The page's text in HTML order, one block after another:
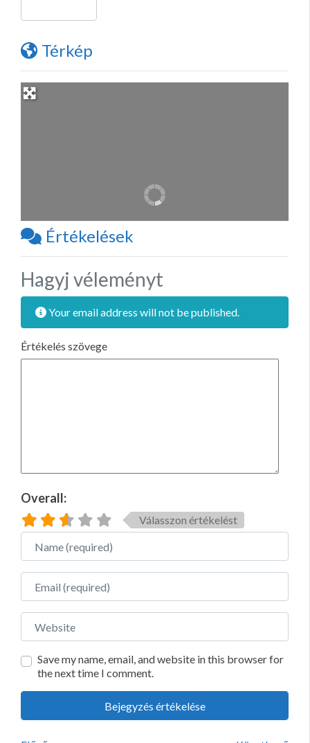
Térkép
Értékelések
Hagyj véleményt
Your email address will not be published.
Értékelés szövege
Overall:
Válasszon értékelést
Name
Email
Website
Save my name, email, and website in this browser for
the next time I comment.